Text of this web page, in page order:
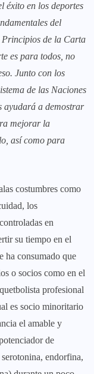
éxito en los deportes
del
Principios de la Carta
es para todos, no
Junto con los
de las Naciones
ayudará a demostrar
mejorar la
así como para
costumbres como
los
en
su tiempo en el
ha consumado que
o socios como en el
profesional
es socio minoritario
el amable y
de
endorfina,